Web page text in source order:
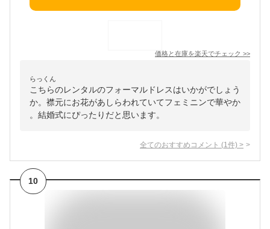
価格と在庫を楽天でチェック >>
らっくん
こちらのレンタルのフォーマルドレスはいかがでしょう
か。襟元にお花があしらわれていてフェミニンで華やか
。結婚式にぴったりだと思います。
全てのおすすめコメント (1 件) >
10